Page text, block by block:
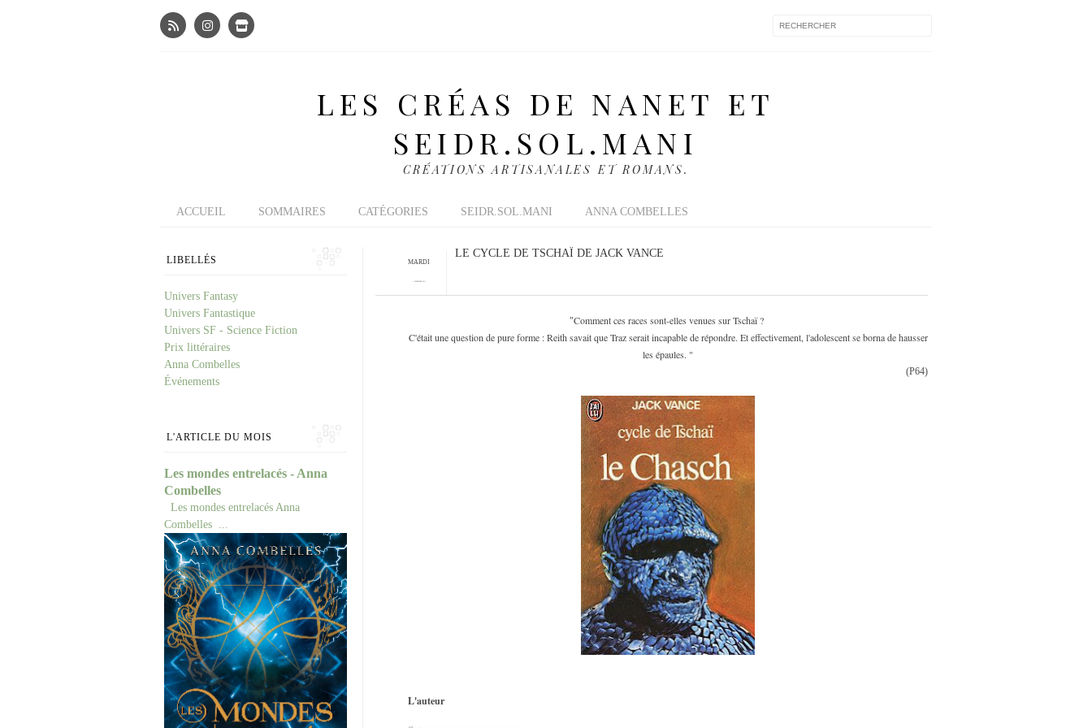
LES CRÉAS DE NANET ET
SEIDR.SOL.MANI
CRÉATIONS ARTISANALES ET ROMANS.
ACCUEIL SOMMAIRES CATÉGORIES SEIDR.SOL.MANI ANNA COMBELLES
MARDI
LE CYCLE DE TSCHAÏ DE JACK VANCE
"Comment ces races sont-elles venues sur Tschaï ?
C'était une question de pure forme : Reith savait que Traz serait incapable de répondre. Et effectivement, l'adolescent se borna de hausser
les épaules. "
(P64)
L'auteur
LIBELLÉS
Univers Fantasy
Univers Fantastique
Univers SF - Science Fiction
Prix littéraires
Anna Combelles
Événements
L'ARTICLE DU MOIS
Les mondes entrelacés - Anna
Combelles
Les mondes entrelacés Anna
Combelles ...